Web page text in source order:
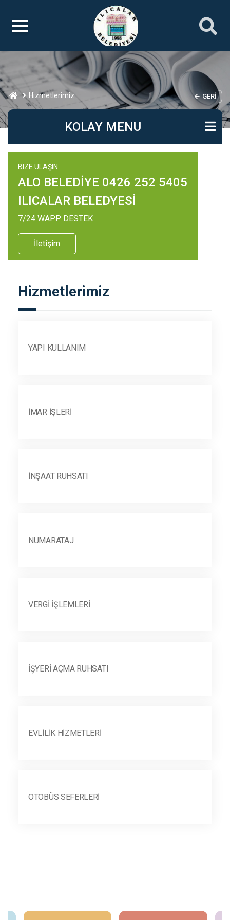
Hizmetlerimiz GERI
KOLAY MENU
BIZE ULAŞIN
ALO BELEDİYE 0426 252 5405
ILICALAR BELEDYESİ
7/24 WAPP DESTEK
İletişim
Hizmetlerimiz
YAPI KULLANIM
İMAR İŞLERI
İNŞAAT RUHSATI
NUMARATAJ
VERGI İŞLEMLERI
İŞYERI AÇMA RUHSATI
EVLILIK HIZMETLERI
OTOBÜS SEFERLERI